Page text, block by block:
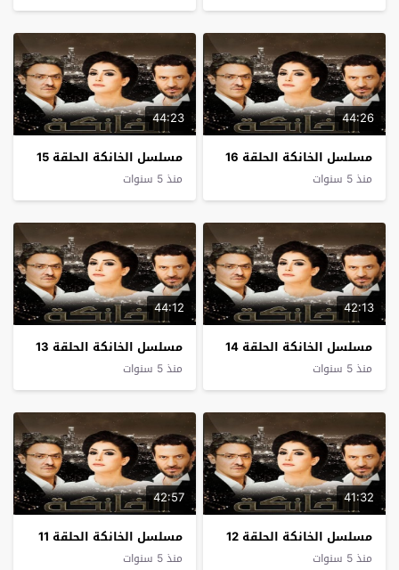
44:26
مسلسل الخانكة الحلقة 16
منذ 5 سنوات
44:23
مسلسل الخانكة الحلقة 15
منذ 5 سنوات
42:13
مسلسل الخانكة الحلقة 14
منذ 5 سنوات
44:12
مسلسل الخانكة الحلقة 13
منذ 5 سنوات
41:32
مسلسل الخانكة الحلقة 12
منذ 5 سنوات
42:57
مسلسل الخانكة الحلقة 11
منذ 5 سنوات